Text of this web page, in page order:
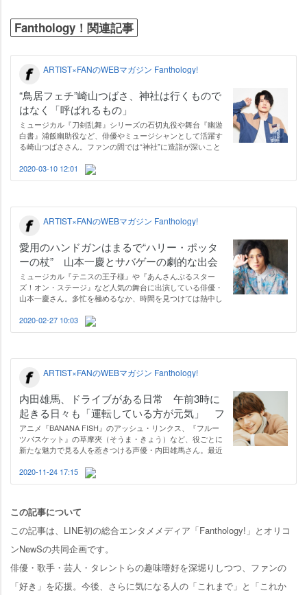
Fanthology！関連記事
ARTIST×FANのWEBマガジン Fanthology!
“鳥居フェチ”崎山つばさ、神社は行くもので
はなく「呼ばれるもの」
ミュージカル『刀剣乱舞』シリーズの石切丸役や舞台『幽遊
白書』浦飯幽助役など、俳優やミュージシャンとして活躍す
る崎山つばささん。ファンの間では“神社”に造詣が深いこと
朱印帳を入れる袋などのオリジナルグッズを作ってしまうほ
ど。崎山さんをそこまで虜にす…
2020-03-10 12:01
ARTIST×FANのWEBマガジン Fanthology!
愛用のハンドガンはまるで“ハリー・ポッタ
ーの杖” 山本一慶とサバゲーの劇的な出会
い
ミュージカル『テニスの王子様』や『あんさんぶるスター
ズ！オン・ステージ』など人気の舞台に出演している俳優・
山本一慶さん。多忙を極めるなか、時間を見つけては熱中し
は“武器”を用いて戦うため、「粗野で怖い」といったイメー
ジも持たれがちですが、実は戦略…
2020-02-27 10:03
ARTIST×FANのWEBマガジン Fanthology!
内田雄馬、ドライブがある日常 午前3時に
起きる日々も「運転している方が元気」 フ
ァンのお悩み相談にも回答
アニメ『BANANA FISH』のアッシュ・リンクス、『フルー
ツバスケット』の草摩夾（そうま・きょう）など、役ごとに
新たな魅力で見る人を惹きつける声優・内田雄馬さん。最近
～8：00）でナレーターに挑戦するなど、ますます活躍の場
を広げていますが、忙しい内田さん…
2020-11-24 17:15
この記事について
この記事は、LINE初の総合エンタメメディア「Fanthology!」とオリコ
ンNewSの共同企画です。
俳優・歌手・芸人・タレントらの趣味嗜好を深堀りしつつ、ファンの
「好き」を応援。今後、さらに気になる人の「これまで」と「これか